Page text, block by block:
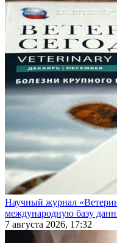
Научный журнал
международную базу
7 августа 2026, 17:32